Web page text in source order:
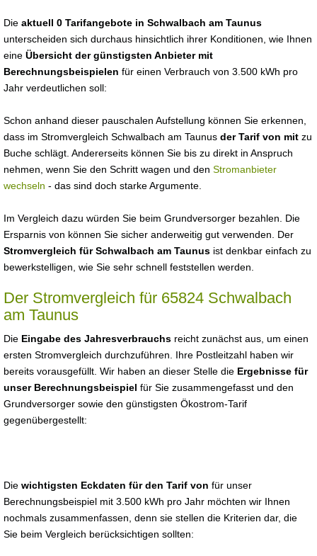
Die aktuell 0 Tarifangebote in Schwalbach am Taunus
unterscheiden sich durchaus hinsichtlich ihrer Konditionen, wie Ihnen
eine Übersicht der günstigsten Anbieter mit
Berechnungsbeispielen für einen Verbrauch von 3.500 kWh pro
Jahr verdeutlichen soll:
Schon anhand dieser pauschalen Aufstellung können Sie erkennen,
dass im Stromvergleich Schwalbach am Taunus der Tarif von mit zu
Buche schlägt. Andererseits können Sie bis zu direkt in Anspruch
nehmen, wenn Sie den Schritt wagen und den Stromanbieter
wechseln - das sind doch starke Argumente.
Im Vergleich dazu würden Sie beim Grundversorger bezahlen. Die
Ersparnis von können Sie sicher anderweitig gut verwenden. Der
Stromvergleich für Schwalbach am Taunus ist denkbar einfach zu
bewerkstelligen, wie Sie sehr schnell feststellen werden.
Der Stromvergleich für 65824 Schwalbach
am Taunus
Die Eingabe des Jahresverbrauchs reicht zunächst aus, um einen
ersten Stromvergleich durchzuführen. Ihre Postleitzahl haben wir
bereits vorausgefüllt. Wir haben an dieser Stelle die Ergebnisse für
unser Berechnungsbeispiel für Sie zusammengefasst und den
Grundversorger sowie den günstigsten Ökostrom-Tarif
gegenübergestellt:
Die wichtigsten Eckdaten für den Tarif von für unser
Berechnungsbeispiel mit 3.500 kWh pro Jahr möchten wir Ihnen
nochmals zusammenfassen, denn sie stellen die Kriterien dar, die
Sie beim Vergleich berücksichtigen sollten: